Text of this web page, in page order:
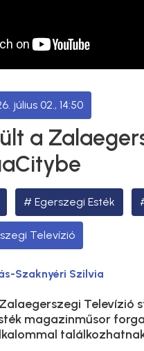
július 02., 14:50
a
Egerszegi Esték
Televízió
Szaknyéri Szilvia
Televízió
magazinműsor